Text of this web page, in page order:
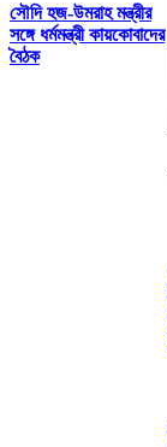
সৌদি হজ-উমরাহ মন্ত্রীর
সঙ্গে ধর্মমন্ত্রী কায়কোবাদের
বৈঠক